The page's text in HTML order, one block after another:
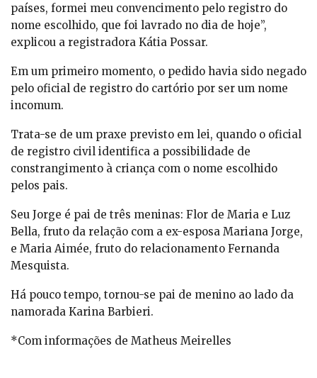
países, formei meu convencimento pelo registro do
nome escolhido, que foi lavrado no dia de hoje”,
explicou a registradora Kátia Possar.
Em um primeiro momento, o pedido havia sido negado
pelo oficial de registro do cartório por ser um nome
incomum.
Trata-se de um praxe previsto em lei, quando o oficial
de registro civil identifica a possibilidade de
constrangimento à criança com o nome escolhido
pelos pais.
Seu Jorge é pai de três meninas: Flor de Maria e Luz
Bella, fruto da relação com a ex-esposa Mariana Jorge,
e Maria Aimée, fruto do relacionamento Fernanda
Mesquista.
Há pouco tempo, tornou-se pai de menino ao lado da
namorada Karina Barbieri.
*Com informações de Matheus Meirelles